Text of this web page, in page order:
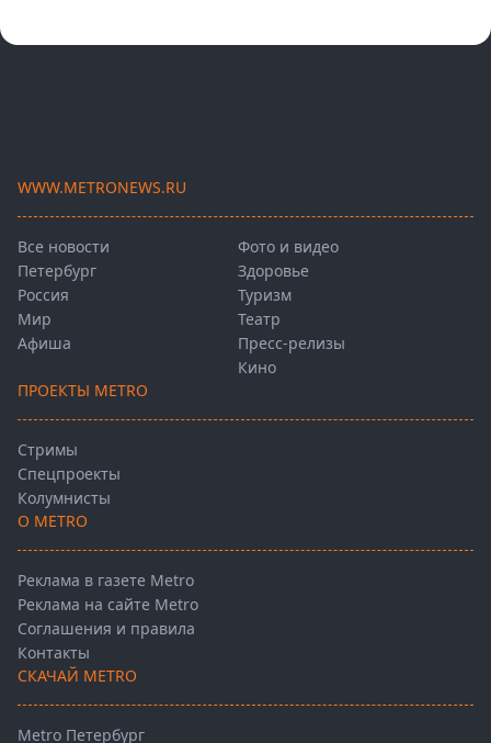
WWW.METRONEWS.RU
Все новости
Петербург
Россия
Мир
Афиша
Фото и видео
Здоровье
Туризм
Театр
Пресс-релизы
Кино
ПРОЕКТЫ METRO
Стримы
Спецпроекты
Колумнисты
О METRO
Реклама в газете Metro
Реклама на сайте Metro
Соглашения и правила
Контакты
СКАЧАЙ METRO
Metro Петербург